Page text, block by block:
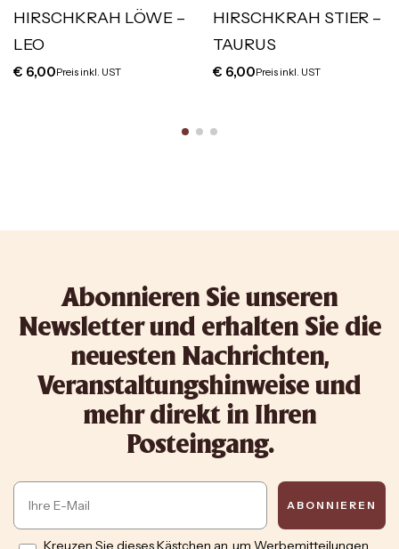
HIRSCHKRAH LÖWE –
LEO
€ 6,00Preis inkl. UST
HIRSCHKRAH STIER –
TAURUS
€ 6,00Preis inkl. UST
Abonnieren Sie unseren
Newsletter und erhalten Sie die
neuesten Nachrichten,
Veranstaltungshinweise und
mehr direkt in Ihren
Posteingang.
Email
ABONNIEREN
Opt inKreuzen Sie dieses Kästchen an, um Werbemitteilungen